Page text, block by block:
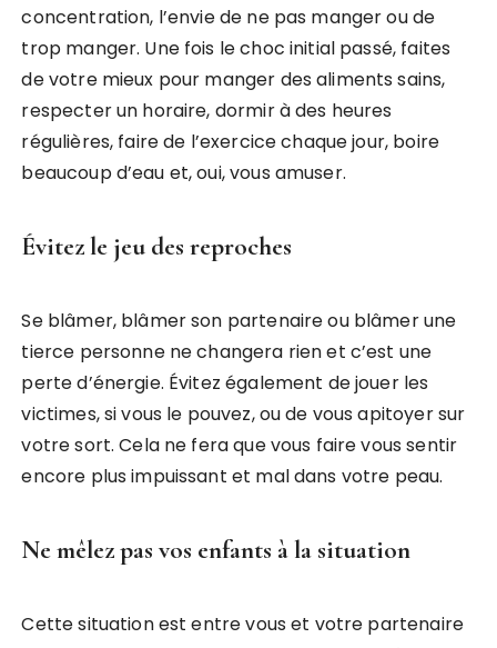
concentration, l’envie de ne pas manger ou de
trop manger. Une fois le choc initial passé, faites
de votre mieux pour manger des aliments sains,
respecter un horaire, dormir à des heures
régulières, faire de l’exercice chaque jour, boire
beaucoup d’eau et, oui, vous amuser.
Évitez le jeu des reproches
Se blâmer, blâmer son partenaire ou blâmer une
tierce personne ne changera rien et c’est une
perte d’énergie. Évitez également de jouer les
victimes, si vous le pouvez, ou de vous apitoyer sur
votre sort. Cela ne fera que vous faire vous sentir
encore plus impuissant et mal dans votre peau.
Ne mêlez pas vos enfants à la situation
Cette situation est entre vous et votre partenaire